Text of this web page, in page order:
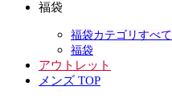
福袋
福袋カテゴリすべて
福袋
アウトレット
メンズ TOP